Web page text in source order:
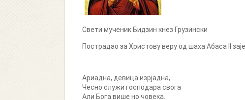
Свети мученик Бидзин кнез Грузински
Пострадао за Христову веру од шаха Абаса II
Ариадна, девица изрјадна,
Чесно служи господара свога
Али Бога више но човека.